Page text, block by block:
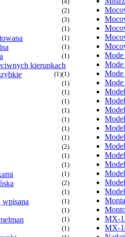
(2)
(3)
(1)
(1)
(1)
(1)
kierunkach
(1)
(1)
(1)
(1)
(1)
(1)
(1)
(1)
(1)
(2)
(1)
(1)
(1)
(2)
(1)
wpisaną (1)
(1)
(1)
(1)
Mode
Mode
Mode
Mode
MX-
MX-